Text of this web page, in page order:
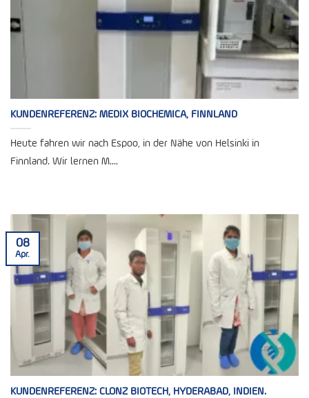
KUNDENREFERENZ: MEDIX BIOCHEMICA, FINNLAND
Heute fahren wir nach Espoo, in der Nähe von Helsinki in
Finnland. Wir lernen M....
KUNDENREFERENZ: CLONZ BIOTECH, HYDERABAD, INDIEN.
08
Apr.